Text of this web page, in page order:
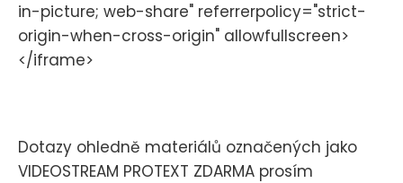
in-picture; web-share" referrerpolicy="strict-
origin-when-cross-origin" allowfullscreen>
</iframe>
Dotazy ohledně materiálů označených jako
VIDEOSTREAM PROTEXT ZDARMA prosím